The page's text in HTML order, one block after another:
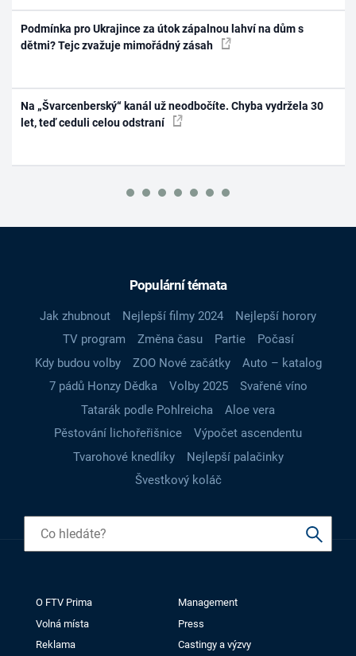
Podmínka pro Ukrajince za útok zápalnou lahví na dům s
dětmi? Tejc zvažuje mimořádný zásah
Na „Švarcenberský“ kanál už neodbočíte. Chyba vydržela 30
let, teď ceduli celou odstraní
Populární témata
Jak zhubnout Nejlepší filmy 2024
Nejlepší horory
TV program
Změna času Partie
Počasí
Kdy budou volby
ZOO Nové začátky
Auto – katalog
7 pádů Honzy Dědka
Volby 2025
Svařené víno
Tatarák podle Pohlreicha
Aloe vera
Pěstování lichořeřišnice
Výpočet ascendentu
Tvarohové knedlíky
Nejlepší palačinky
Švestkový koláč
O FTV Prima
Management
Volná místa
Press
Reklama
Castingy a výzvy